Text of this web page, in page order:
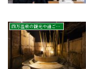
四万温泉の観光や過ごし方